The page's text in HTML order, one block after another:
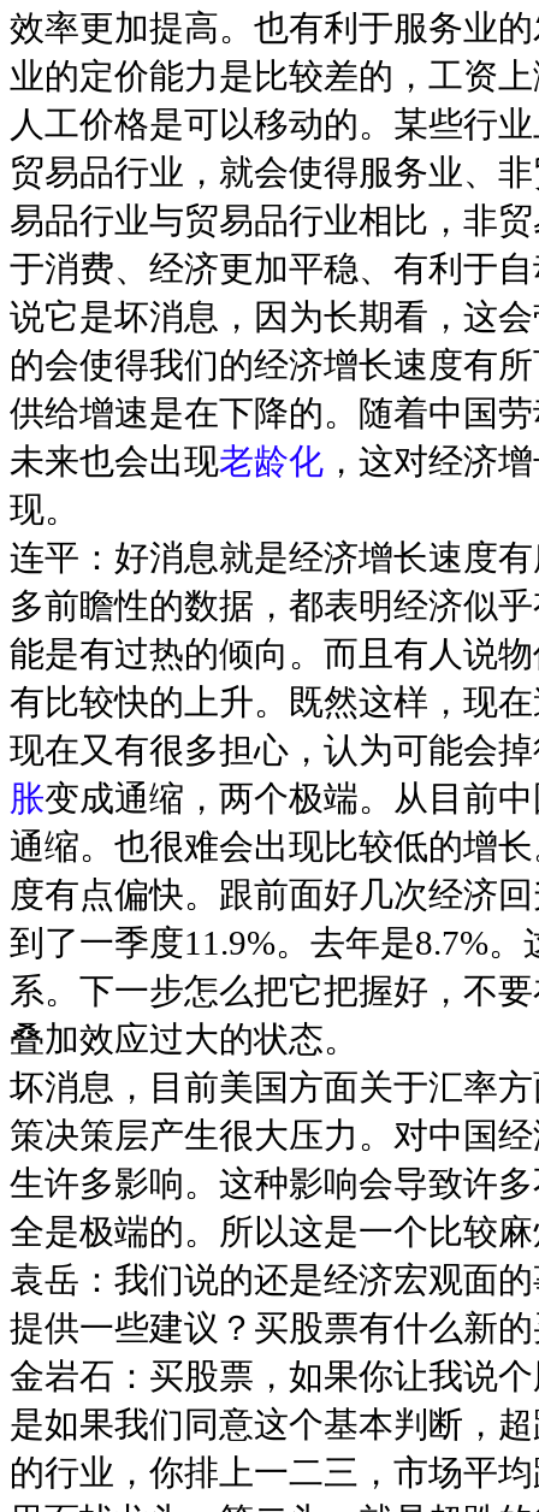
效率更加提高。也有利于服务业
业的定价能力是比较差的，工资
人工价格是可以移动的。某些行
贸易品行业，就会使得服务业、
易品行业与贸易品行业相比，非
于消费、经济更加平稳、有利于
说它是坏消息，因为长期看，这
的会使得我们的经济增长速度有
供给增速是在下降的。随着中国
未来也会出现老龄化 ，这对经济
现。
连平：好消息就是经济增长速度
多前瞻性的数据，都表明经济似
能是有过热的倾向。而且有人说
有比较快的上升。既然这样，现
现在又有很多担心，认为可能会
胀变成通缩，两个极端。从目前
通缩。也很难会出现比较低的增
度有点偏快。跟前面好几次经济
到了一季度11.9%。去年是8.7%
系。下一步怎么把它把握好，不
叠加效应过大的状态。
坏消息，目前美国方面关于汇率
策决策层产生很大压力。对中国
生许多影响。这种影响会导致许
全是极端的。所以这是一个比较
袁岳：我们说的还是经济宏观面
提供一些建议？买股票有什么新
金岩石：买股票，如果你让我说
是如果我们同意这个基本判断，
的行业，你排上一二三，市场平